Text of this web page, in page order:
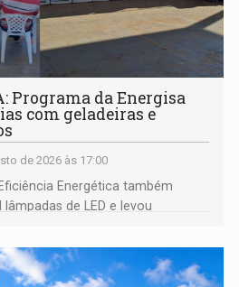
Programa da Energisa
com geladeiras e
de 2026 às 17:00
Energética também
de LED e levou